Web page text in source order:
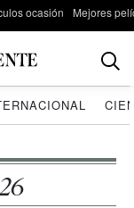
ocasión Mejores